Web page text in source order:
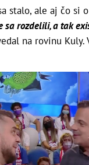
stalo, ale aj čo si
sa rozdelili, a tak
na rovinu Kuly.